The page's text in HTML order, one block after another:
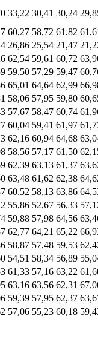
33,22 30,41 30,24
60,27 58,72 61,82
26,86 25,54 21,47
62,54 59,61 60,72
59,50 57,29 59,47
65,01 64,64 62,99
58,06 57,95 59,80
57,67 58,47 60,74
60,04 59,41 61,97
62,16 60,94 64,68
58,56 57,17 61,50
62,39 63,13 61,37
63,48 61,62 62,38
60,52 58,13 63,86
55,86 52,67 56,33
59,88 57,98 64,56
62,77 64,21 65,22
58,87 57,48 59,53
54,51 58,34 56,89
61,33 57,16 63,22
63,16 63,56 62,31
59,39 57,95 62,37
57,06 55,23 60,18